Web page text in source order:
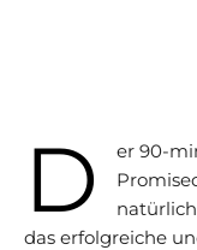
D
er 90-
das erfolgreiche